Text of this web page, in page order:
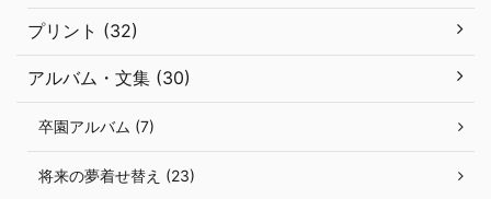
プリント (32)
アルバム・文集 (30)
卒園アルバム (7)
将来の夢着せ替え (23)